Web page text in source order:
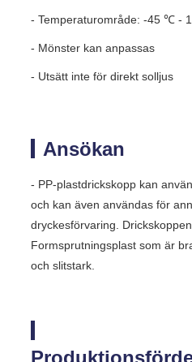
- Temperaturområde: -45 ℃ -
- Mönster kan anpassas
- Utsätt inte för direkt solljus
Ansökan
- PP-plastdrickskopp kan
och kan även användas för
dryckesförvaring.
Formsprutningsplast som är
och slitstark.